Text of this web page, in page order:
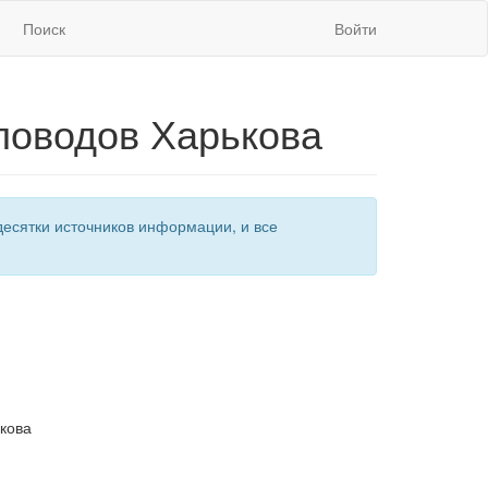
Поиск Войти
Харькова
источников информации, и все